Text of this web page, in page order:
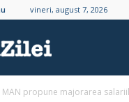
vineri, august 7, 2026
MAN propune majorarea